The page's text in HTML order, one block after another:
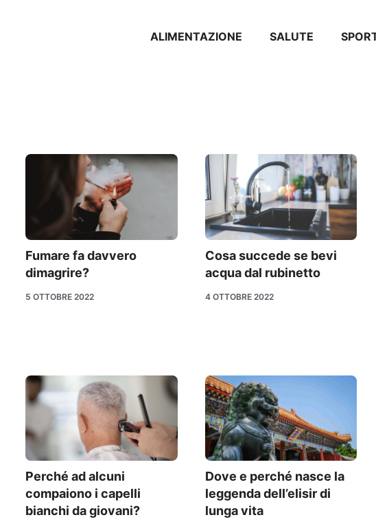
ALIMENTAZIONE SALUTE
Fumare fa davvero
dimagrire?
5 OTTOBRE 2022
Cosa succede se bevi
acqua dal rubinetto
4 OTTOBRE 2022
Perché ad alcuni
compaiono i capelli
bianchi da giovani?
Dove e perché nasce la
leggenda dell’elisir di
lunga vita